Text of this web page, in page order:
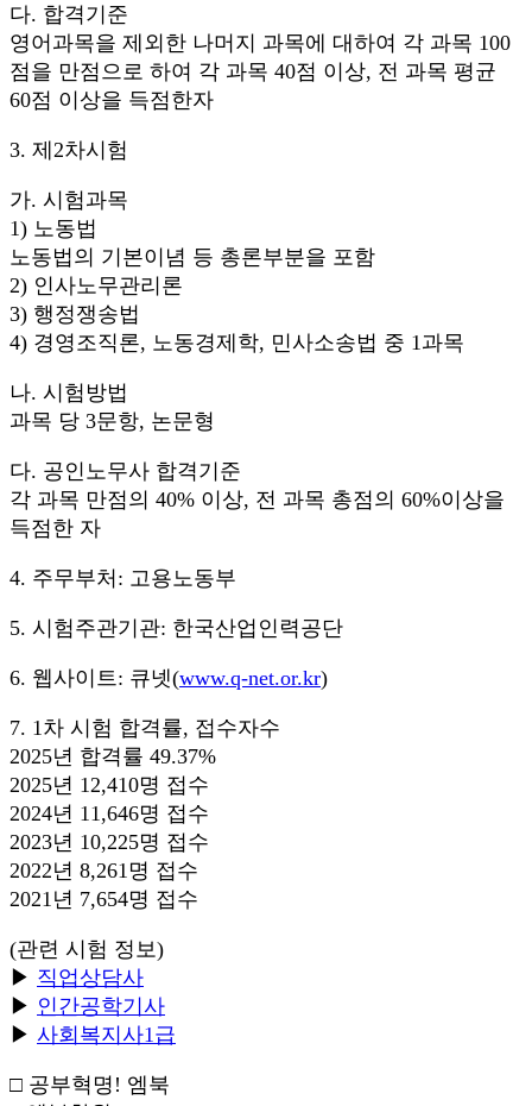
다. 합격기준
영어과목을 제외한 나머지 과목에 대하여 각 과목 100
점을 만점으로 하여 각 과목 40점 이상, 전 과목 평균
60점 이상을 득점한자
3. 제2차시험
가. 시험과목
1) 노동법
노동법의 기본이념 등 총론부분을 포함
2) 인사노무관리론
3) 행정쟁송법
4) 경영조직론, 노동경제학, 민사소송법 중 1과목
나. 시험방법
과목 당 3문항, 논문형
다. 공인노무사 합격기준
각 과목 만점의 40% 이상, 전 과목 총점의 60%이상을
득점한 자
4. 주무부처: 고용노동부
5. 시험주관기관: 한국산업인력공단
6. 웹사이트: 큐넷(www.q-net.or.kr)
7. 1차 시험 합격률, 접수자수
2025년 합격률 49.37%
2025년 12,410명 접수
2024년 11,646명 접수
2023년 10,225명 접수
2022년 8,261명 접수
2021년 7,654명 접수
(관련 시험 정보)
▶ 직업상담사
▶ 인간공학기사
▶ 사회복지사1급
□ 공부혁명! 엠북